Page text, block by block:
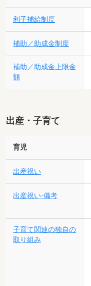
利子補給制度
補助／助成金制度
補助／助成金上限金
額
出産・子育て
育児
出産祝い
出産祝い-備考
子育て関連の独自の
取り組み